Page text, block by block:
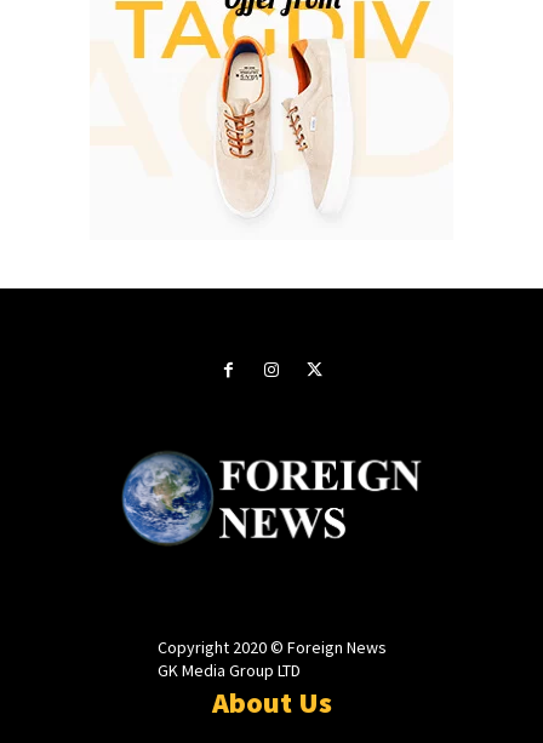
Copyright 2020 © Foreign News
GK Media Group LTD
About Us